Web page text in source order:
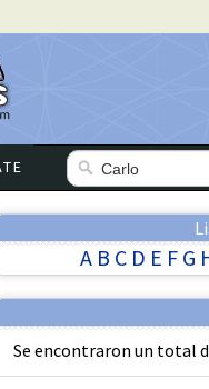
A B C D E F G
Se encontraron un total